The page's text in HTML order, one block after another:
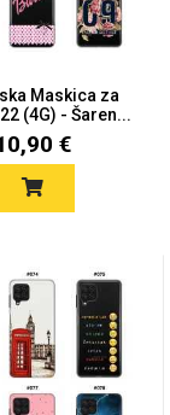
Maskica za
(4G) - Šaren...
€